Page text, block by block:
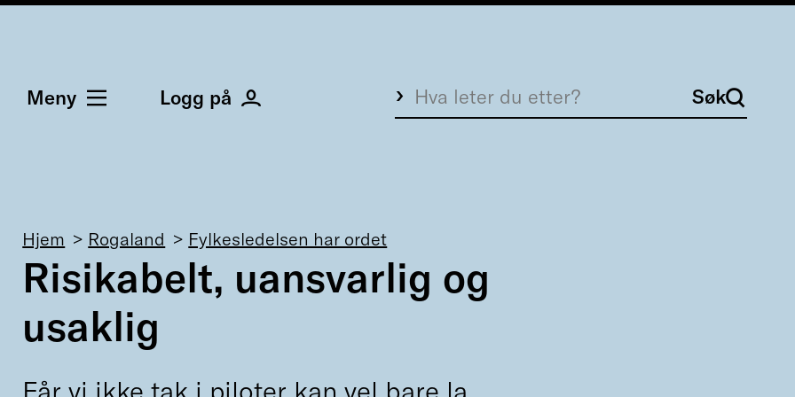
Meny Logg på Søk Søk
Navigasjonssti
Hjem Rogaland Fylkesledelsen har ordet
Risikabelt, uansvarlig og
usaklig